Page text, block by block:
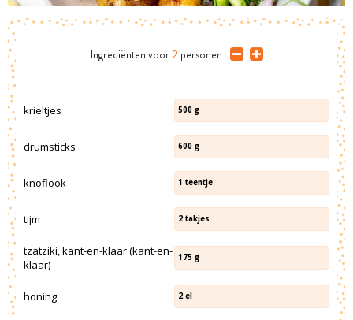
Ingrediënten voor 2 personen
krieltjes 500 g
drumsticks 600 g
knoflook 1 teentje
tijm 2 takjes
tzatziki, kant-en-klaar (kant-en-
klaar)
175 g
honing 2 el